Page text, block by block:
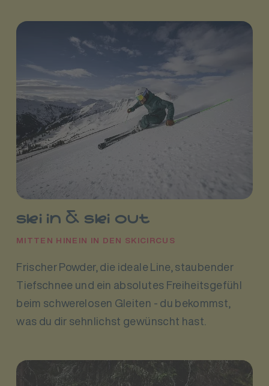
ski in & ski out
MITTEN HINEIN IN DEN SKICIRCUS
Frischer Powder, die ideale Line, staubender
Tiefschnee und ein absolutes Freiheitsgefühl
beim schwerelosen Gleiten - du bekommst,
was du dir sehnlichst gewünscht hast.